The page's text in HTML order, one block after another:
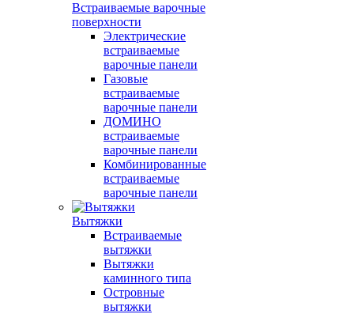
Встраиваемые варочные
поверхности
Электрические
встраиваемые
варочные панели
Газовые
встраиваемые
варочные панели
ДОМИНО
встраиваемые
варочные панели
Комбинированные
встраиваемые
варочные панели
Вытяжки
Встраиваемые
вытяжки
Вытяжки
каминного типа
Островные
вытяжки